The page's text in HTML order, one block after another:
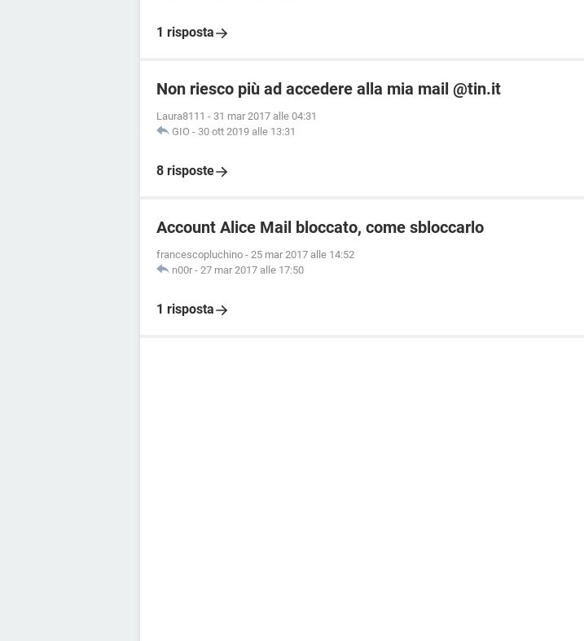
1 risposta
Non riesco più ad accedere alla mia mail @tin.it
Laura8111 - 31 mar 2017 alle 04:31
GIO - 30 ott 2019 alle 13:31
8 risposte
Account Alice Mail bloccato, come sbloccarlo
francescopluchino - 25 mar 2017 alle 14:52
n00r - 27 mar 2017 alle 17:50
1 risposta